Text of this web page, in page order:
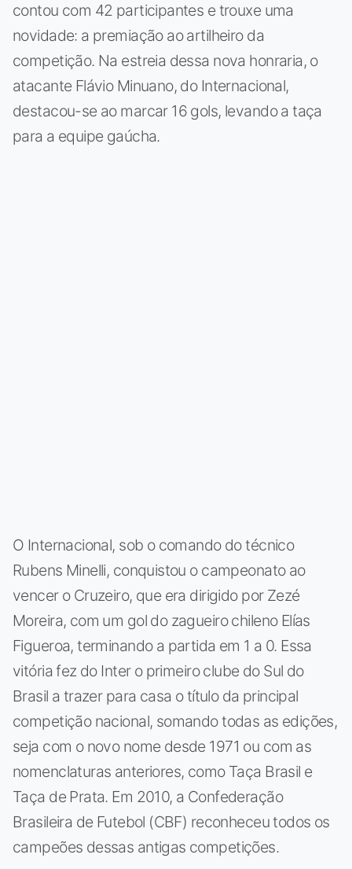
contou com 42 participantes e trouxe uma
novidade: a premiação ao artilheiro da
competição. Na estreia dessa nova honraria, o
atacante Flávio Minuano, do Internacional,
destacou-se ao marcar 16 gols, levando a taça
para a equipe gaúcha.
O Internacional, sob o comando do técnico
Rubens Minelli, conquistou o campeonato ao
vencer o Cruzeiro, que era dirigido por Zezé
Moreira, com um gol do zagueiro chileno Elías
Figueroa, terminando a partida em 1 a 0. Essa
vitória fez do Inter o primeiro clube do Sul do
Brasil a trazer para casa o título da principal
competição nacional, somando todas as edições,
seja com o novo nome desde 1971 ou com as
nomenclaturas anteriores, como Taça Brasil e
Taça de Prata. Em 2010, a Confederação
Brasileira de Futebol (CBF) reconheceu todos os
campeões dessas antigas competições.